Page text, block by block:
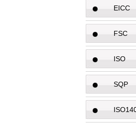
EICC
FSC
ISO
SQP